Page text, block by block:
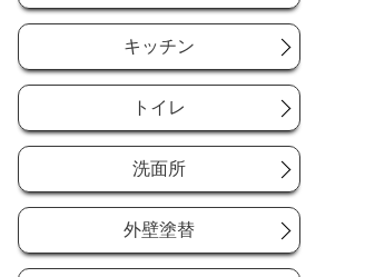
キッチン
トイレ
洗面所
外壁塗替